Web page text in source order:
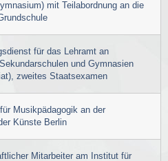
mit Teilabordnung an die
für das Lehramt an
und Gymnasien
zweites Staatsexamen
Musikpädagogik an der
Künste Berlin
Mitarbeiter am Institut für